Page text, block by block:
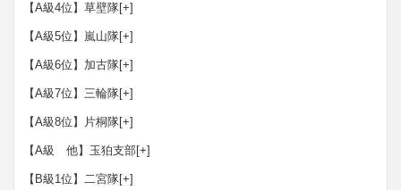
【A級4位】草壁隊[+]
【A級5位】嵐山隊[+]
【A級6位】加古隊[+]
【A級7位】三輪隊[+]
【A級8位】片桐隊[+]
【A級 他】玉狛支部[+]
【B級1位】二宮隊[+]